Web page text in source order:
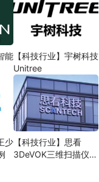
能 【科技行业】宇树科技
Unitree
少 【科技行业】思看
3DeVOK三维扫描仪